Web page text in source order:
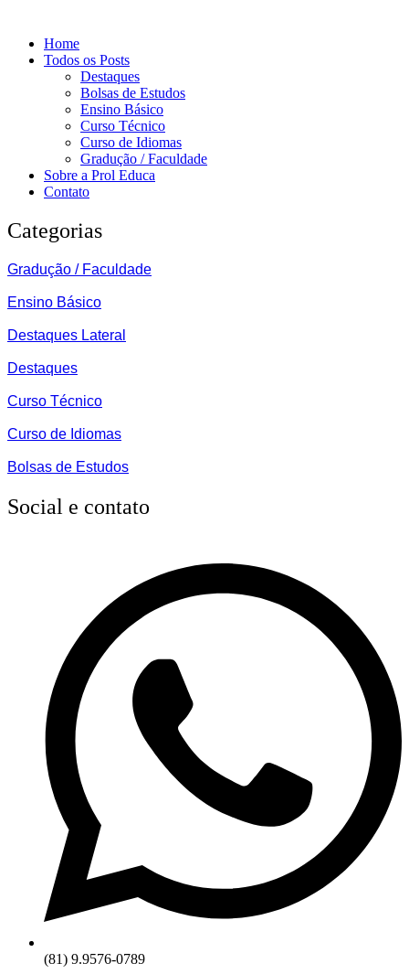
Home
Todos os Posts
Destaques
Bolsas de Estudos
Ensino Básico
Curso Técnico
Curso de Idiomas
Gradução / Faculdade
Sobre a Prol Educa
Contato
Categorias
Gradução / Faculdade
Ensino Básico
Destaques Lateral
Destaques
Curso Técnico
Curso de Idiomas
Bolsas de Estudos
Social e contato
(81) 9.9576-0789